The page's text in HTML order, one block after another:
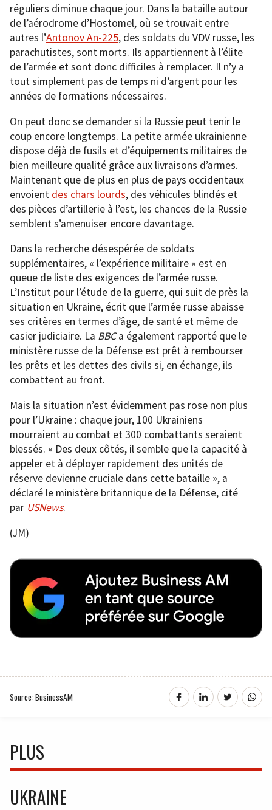
réguliers diminue chaque jour. Dans la bataille autour
de l’aérodrome d’Hostomel, où se trouvait entre
autres l’Antonov An-225, des soldats du VDV russe, les
parachutistes, sont morts. Ils appartiennent à l’élite
de l’armée et sont donc difficiles à remplacer. Il n’y a
tout simplement pas de temps ni d’argent pour les
années de formations nécessaires.
On peut donc se demander si la Russie peut tenir le
coup encore longtemps. La petite armée ukrainienne
dispose déjà de fusils et d’équipements militaires de
bien meilleure qualité grâce aux livraisons d’armes.
Maintenant que de plus en plus de pays occidentaux
envoient des chars lourds, des véhicules blindés et
des pièces d’artillerie à l’est, les chances de la Russie
semblent s’amenuiser encore davantage.
Dans la recherche désespérée de soldats
supplémentaires, « l’expérience militaire » est en
queue de liste des exigences de l’armée russe.
L’Institut pour l’étude de la guerre, qui suit de près la
situation en Ukraine, écrit que l’armée russe abaisse
ses critères en termes d’âge, de santé et même de
casier judiciaire. La BBCa également rapporté que le
ministère russe de la Défense est prêt à rembourser
les prêts et les dettes des civils si, en échange, ils
combattent au front.
Mais la situation n’est évidemment pas rose non plus
pour l’Ukraine : chaque jour, 100 Ukrainiens
mourraient au combat et 300 combattants seraient
blessés. « Des deux côtés, il semble que la capacité à
appeler et à déployer rapidement des unités de
réserve devienne cruciale dans cette bataille », a
déclaré le ministère britannique de la Défense, cité
par USNews.
(JM)
Source: BusinessAM
PLUS
UKRAINE